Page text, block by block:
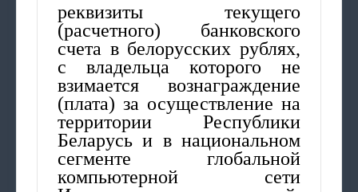
реквизиты текущего
(расчетного) банковского
счета в белорусских рублях,
с владельца которого не
взимается вознаграждение
(плата) за осуществление на
территории Республики
Беларусь и в национальном
сегменте глобальной
компьютерной сети